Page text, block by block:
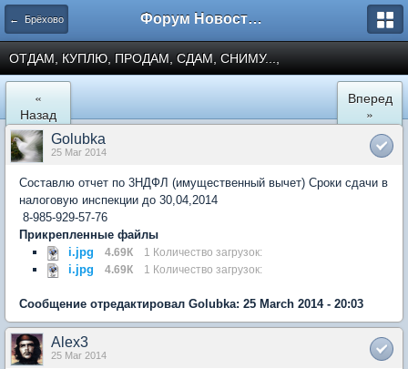
← Брёхово Форум Новостройки
ОТДАМ, КУПЛЮ, ПРОДАМ, СДАМ, СНИМУ...,
«
Назад
Вперед
»
Golubka
25 Mar 2014
Составлю отчет по 3НДФЛ (имущественный вычет) Сроки сдачи в
налоговую инспекции до 30,04,2014
8-985-929-57-76
Прикрепленные файлы
i.jpg
4.69К 1 Количество загрузок:
i.jpg 4.69К 1 Количество загрузок:
Сообщение отредактировал Golubka: 25 March 2014 - 20:03
Alex3
25 Mar 2014